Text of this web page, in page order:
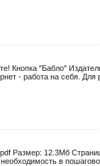
Кнопка "Бабло"
- работа на себя. Для
Размер: 12.3Мб
в